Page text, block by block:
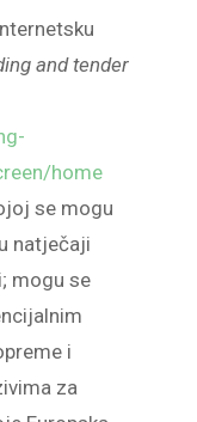
and tender
home
se mogu
natječaji
mogu se
i
za